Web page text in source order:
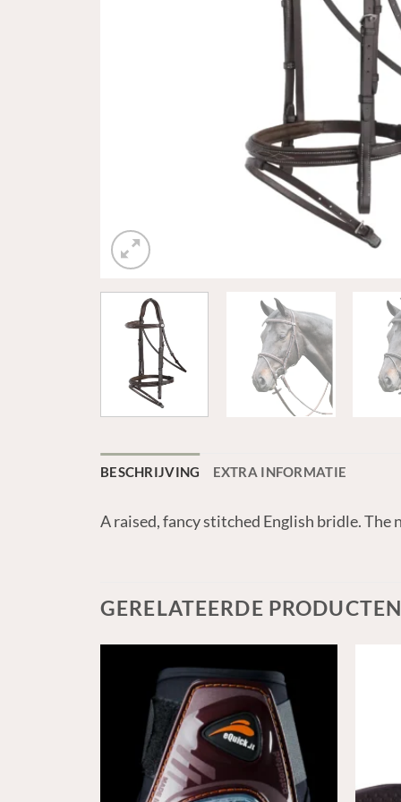
BESCHRIJVING EXTRA INFORMATIE
A raised, fancy stitched English bridle. The
GERELATEERDE PRODUCTEN